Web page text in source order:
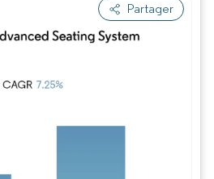
Partager